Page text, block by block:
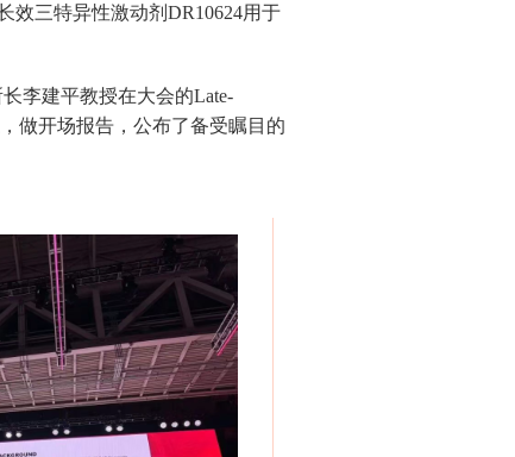
效三特异性激动剂DR10624用于
李建平教授在大会的Late-
，做开场报告，公布了备受瞩目的